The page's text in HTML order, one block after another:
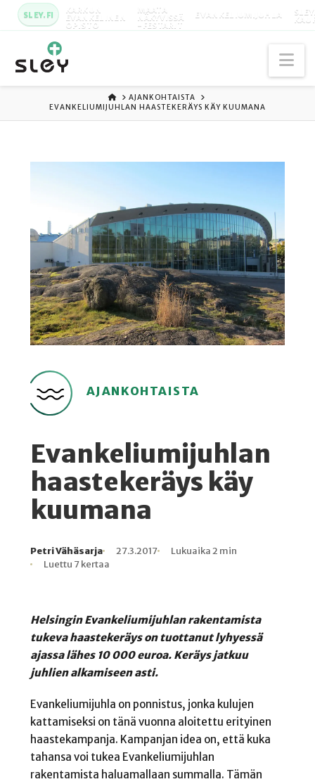
SLEY.FI KARKUN
EVANKELINEN
OPISTO
MAATA
NÄKYVISSÄ
-FESTARIT
EVANKELIUMIJUHLA
ETUSIVU
AJANKOHTAISTA
EVANKELIUMIJUHLAN HAASTEKERÄYS KÄY KUUMANA
AJANKOHTAISTA
Evankeliumijuhlan
haastekeräys käy
kuumana
Kirjoittaja
Petri Vähäsarja
Julkaistu
27.3.2017
Lukuaika
Lukuaika 2 min
Lukukertoja
Luettu 7 kertaa
Helsingin Evankeliumijuhlan rakentamista
tukeva haastekeräys on tuottanut lyhyessä
ajassa lähes 10 000 euroa. Keräys jatkuu
juhlien alkamiseen asti.
Evankeliumijuhla on ponnistus, jonka kulujen
kattamiseksi on tänä vuonna aloitettu erityinen
haastekampanja. Kampanjan idea on, että kuka
tahansa voi tukea Evankeliumijuhlan
rakentamista haluamallaan summalla. Tämän